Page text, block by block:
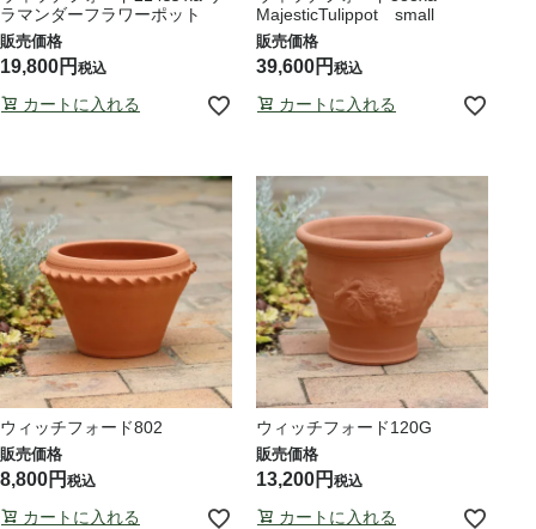
ラマンダーフラワーポット
19,800 税込
カートに入れる
MajesticTulippot small
39,600 税込
カートに入れる
ウィッチフォード802
8,800 税込
カートに入れる
ウィッチフォード120G
13,200 税込
カートに入れる